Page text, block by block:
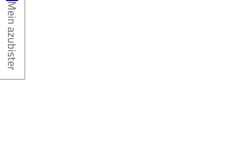
Mein azubister